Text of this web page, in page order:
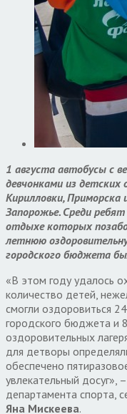
1 августа автобусы с
девчонками из
Кирилловки, Приморска
Запорожье. Среди
отдыхе которых
летнюю
городского бюджета
«В этом году удалось
количество детей,
смогли оздоровиться
городского бюджета и
оздоровительных
для детворы
обеспечено
увлекательный досуг»,
департамента спорта,
Яна Мискеева.